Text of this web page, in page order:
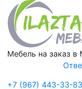
Мебель на заказ в
+7 (967) 443-33-83